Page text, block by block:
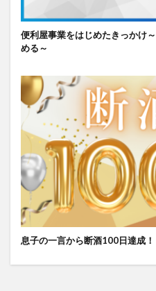
便利屋事業をはじめたきっかけ
める～
息子の一言から断酒100日達成！